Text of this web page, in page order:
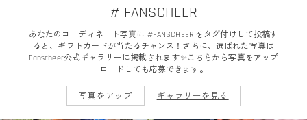
# FANSCHEER
あなたのコーディネート写真に #FANSCHEER をタグ付けして投稿す
ると、ギフトカードが当たるチャンス！さらに、選ばれた写真は
Fanscheer公式ギャラリーに掲載されます✨こちらから写真をアップ
ロードしても応募できます。
写真をアップ ギャラリーを見る